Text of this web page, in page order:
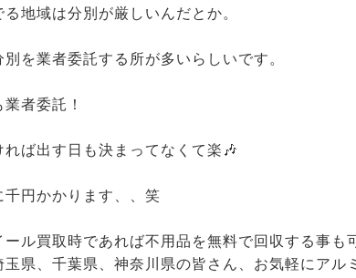
地域は分別が厳しいんだとか。
別を業者委託する所が多いらしいです。
者委託！
れば出す日も決まってなくて楽🎶
千円かかります、、笑
ール買取時であれば不用品を無料で回収する事も
玉県、千葉県、神奈川県の皆さん、お気軽にアル